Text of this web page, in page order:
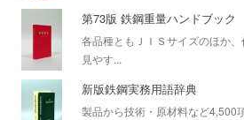
第73版 鉄鋼重量ハンドブック
各品種ともＪＩＳサイズのほか
見やす...
新版鉄鋼実務用語辞典
製品から技術・原材料など4,500